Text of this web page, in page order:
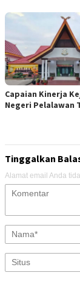
Capaian Kinerja
Negeri Pelalawan
Tinggalkan
Alamat email Anda